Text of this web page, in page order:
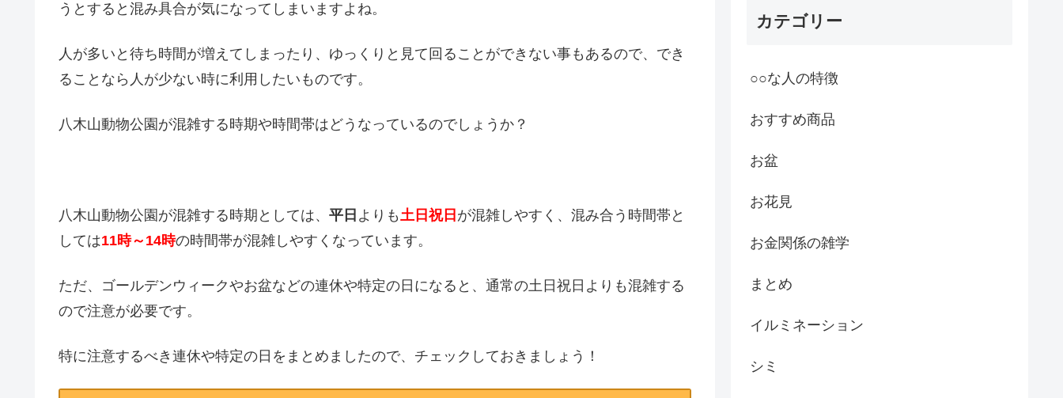
うとすると混み具合が気になってしまいますよね。
人が多いと待ち時間が増えてしまったり、ゆっくりと見て回ることができない事もあるので、でき
ることなら人が少ない時に利用したいものです。
八木山動物公園が混雑する時期や時間帯はどうなっているのでしょうか？
八木山動物公園が混雑する時期としては、 平日 よりも 土日祝日 が混雑しやすく、混み合う時間帯と
しては11時～14時の時間帯が混雑しやすくなっています。
ただ、ゴールデンウィークやお盆などの連休や特定の日になると、通常の土日祝日よりも混雑する
ので注意が必要です。
特に注意するべき連休や特定の日をまとめましたので、チェックしておきましょう！
カテゴリー
○○な人の特徴
おすすめ商品
お盆
お花見
お金関係の雑学
まとめ
イルミネーション
シミ